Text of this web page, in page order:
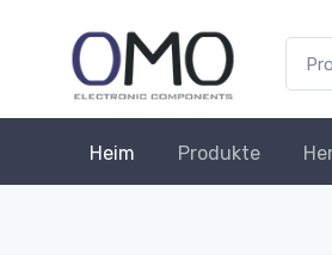
Heim Produkte